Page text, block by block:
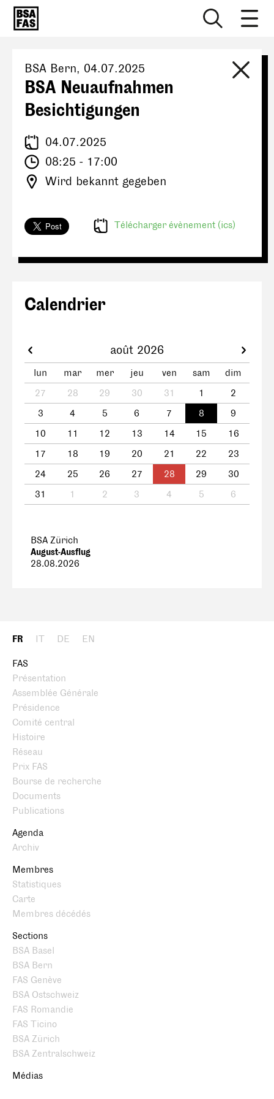
BSA Bern, 04.07.2025
BSA Neuaufnahmen
Besichtigungen
04.07.2025
08:25 - 17:00
Wird bekannt gegeben
Télécharger évènement (ics)
Calendrier
août 2026
lun mar mer jeu ven sam
dim
27
28 29 30 31 1
2
3
4 5 6 7 8
9
10
11 12 13 14 15
16
17
18 19 20 21 22
23
24
25 26 27 28 29
30
31
1 2 3 4 5 6
BSA Zürich
August-Ausflug
28.08.2026
FR IT DE EN
FAS
Présentation
Assemblée Générale
Présidence
Comité central
Histoire
Réseau
Prix FAS
Bourse de recherche
Documents
Publications
Agenda
Archiv
Membres
Statistiques
Carte
Membres décédés
Sections
BSA Basel
BSA Bern
FAS Genève
BSA Ostschweiz
FAS Romandie
FAS Ticino
BSA Zürich
BSA Zentralschweiz
Médias